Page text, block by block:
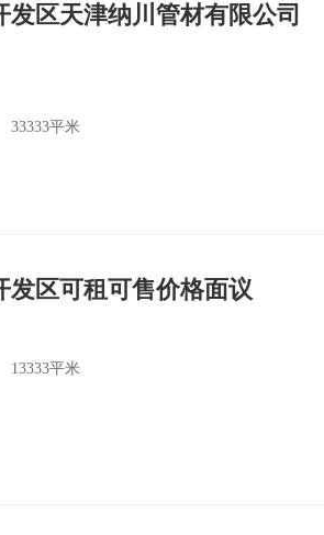
发区天津纳川管材有限公司
33333平米
发区可租可售价格面议
13333平米